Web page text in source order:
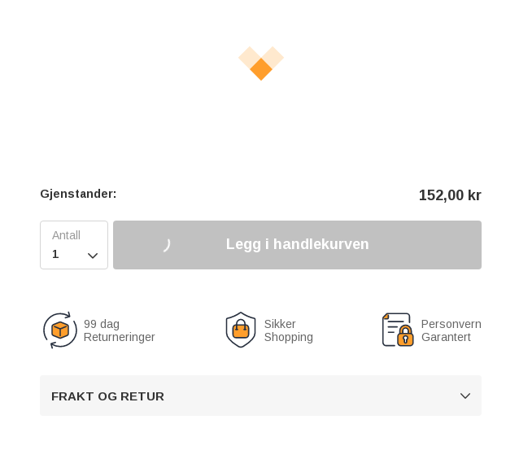
Gjenstander: 152,00 kr

Legg i handlekurven
99 dag
Returneringer
Sikker
Shopping
Personvern
Garantert
FRAKT OG RETUR 